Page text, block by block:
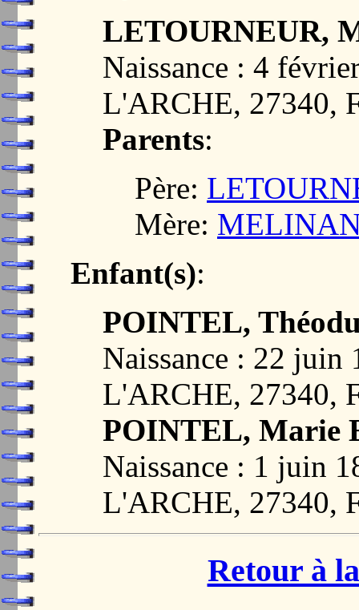
LETOURNEUR,
Naissance : 4
L'ARCHE, 27340,
Parents:
Père:
Mère:
Enfant(s):
POINTEL,
Naissance : 22 juin
L'ARCHE, 27340,
POINTEL, Marie
Naissance : 1 juin
L'ARCHE, 27340,
Retour à